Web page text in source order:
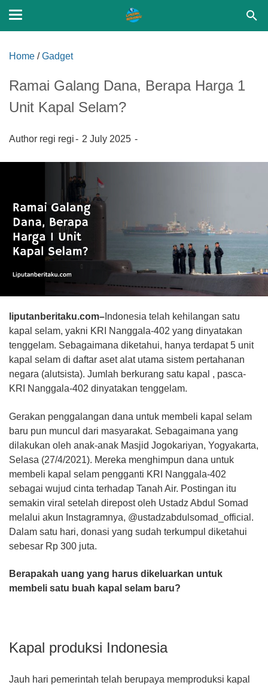
Home /Gadget
Ramai Galang Dana, Berapa Harga 1
Unit Kapal Selam?
Author regi regi 2 July 2025
liputanberitaku.com– Indonesia telah kehilangan satu
kapal selam, yakni KRI Nanggala-402 yang dinyatakan
tenggelam. Sebagaimana diketahui, hanya terdapat 5 unit
kapal selam di daftar aset alat utama sistem pertahanan
negara (alutsista). Jumlah berkurang satu kapal , pasca-
KRI Nanggala-402 dinyatakan tenggelam.
Gerakan penggalangan dana untuk membeli kapal selam
baru pun muncul dari masyarakat. Sebagaimana yang
dilakukan oleh anak-anak Masjid Jogokariyan, Yogyakarta,
Selasa (27/4/2021). Mereka menghimpun dana untuk
membeli kapal selam pengganti KRI Nanggala-402
sebagai wujud cinta terhadap Tanah Air. Postingan itu
semakin viral setelah direpost oleh Ustadz Abdul Somad
melalui akun Instagramnya, @ustadzabdulsomad_official.
Dalam satu hari, donasi yang sudah terkumpul diketahui
sebesar Rp 300 juta.
Berapakah uang yang harus dikeluarkan untuk
membeli satu buah kapal selam baru?
Kapal produksi Indonesia
Jauh hari pemerintah telah berupaya memproduksi kapal